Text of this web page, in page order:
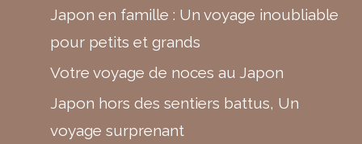
Japon en famille : Un voyage inoubliable
pour petits et grands
Votre voyage de noces au Japon
Japon hors des sentiers battus, Un
voyage surprenant